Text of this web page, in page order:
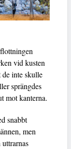
vid kusten
de inte skulle
sprängdes
mot kanterna.
snabbt
men